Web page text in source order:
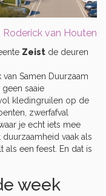
Roderick van Houten
Zeist de deuren
van Samen Duurzaam
saaie
kledingruilen op de
zwerfafval
je echt iets mee
vaak als
als een feest. En dat is
week